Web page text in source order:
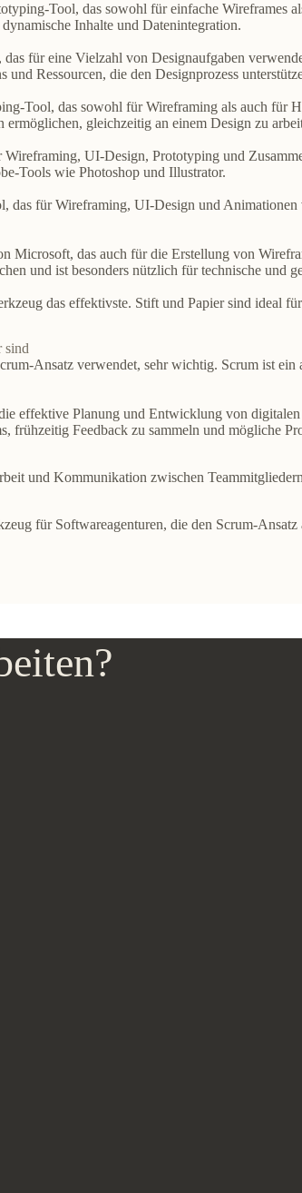
Tool, das sowohl für einfache Wireframes
Inhalte und Datenintegration.
für eine Vielzahl von Designaufgaben
Ressourcen, die den Designprozess
Tool, das sowohl für Wireframing als auch für
gleichzeitig an einem Design zu
UI-Design, Prototyping und
Tools wie Photoshop und Illustrator.
das für Wireframing, UI-Design und
Microsoft, das auch für die Erstellung von
und ist besonders nützlich für technische und
das effektivste. Stift und Papier sind ideal
sind
Ansatz verwendet, sehr wichtig. Scrum ist
effektive Planung und Entwicklungvon digitalen
frühzeitig Feedbackzu sammeln und mögliche
und Kommunikation zwischen
für Softwareagenturen, die den Scrum-